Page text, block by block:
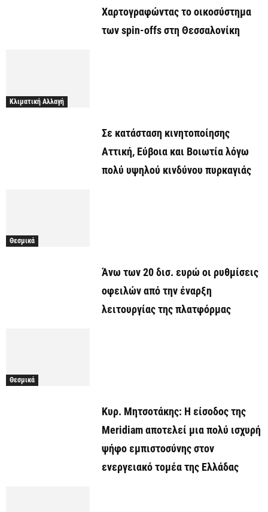
Χαρτογραφώντας το οικοσύστημα
των spin-offs στη Θεσσαλονίκη
Κλιματική Αλλαγή
Σε κατάσταση κινητοποίησης
Αττική, Εύβοια και Βοιωτία λόγω
πολύ υψηλού κινδύνου πυρκαγιάς
Θεσμικά
Άνω των 20 δισ. ευρώ οι ρυθμίσεις
οφειλών από την έναρξη
λειτουργίας της πλατφόρμας
Θεσμικά
Κυρ. Μητσοτάκης: Η είσοδος της
Meridiam αποτελεί μια πολύ ισχυρή
ψήφο εμπιστοσύνης στον
ενεργειακό τομέα της Ελλάδας